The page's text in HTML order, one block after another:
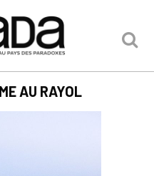
AU RAYOL